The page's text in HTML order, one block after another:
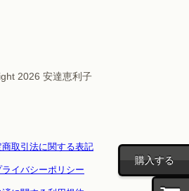
購入する
2026 安達恵利子
商取引法に関する表記
ライバシーポリシー